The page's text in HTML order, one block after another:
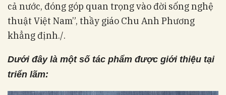
cả nước, đóng góp quan trọng vào đời sống nghệ
thuật Việt Nam”, thầy giáo Chu Anh Phương
khẳng định./.
Dưới đây là một số tác phẩm được giới thiệu tại
triển lãm: